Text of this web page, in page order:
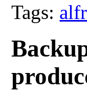
Tags: